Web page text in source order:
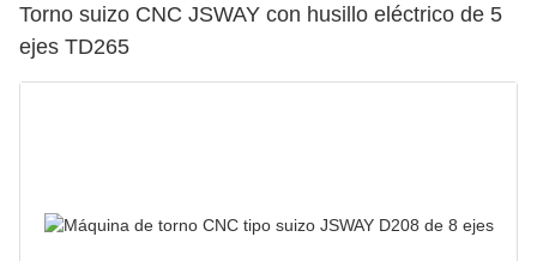
Torno suizo CNC JSWAY con husillo eléctrico de 5
ejes TD265